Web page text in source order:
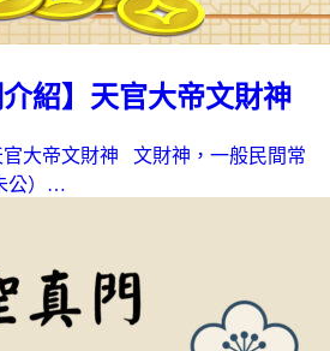
介紹】天官大帝文財神
大帝文財神 文財神，一般民間常
公）…